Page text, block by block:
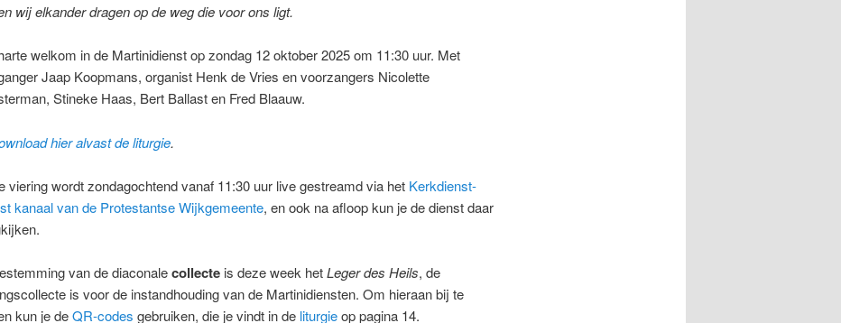
wij elkander dragen op de weg die voor ons ligt.
welkom in de Martinidienst op zondag 12 oktober 2025 om 11:30 uur. Met
Jaap Koopmans, organist Henk de Vries en voorzangers Nicolette
Stineke Haas, Bert Ballast en Fred Blaauw.
hier alvast de liturgie.
viering wordt zondagochtend vanaf 11:30 uur live gestreamd via het Kerkdienst-
kanaal van de Protestantse Wijkgemeente, en ook na afloop kun je de dienst daar
van de diaconalecollecteis deze week hetLeger des Heils, de
is voor de instandhouding van de Martinidiensten. Om hieraan bij te
kun je deQR-codes gebruiken, die je vindt in de liturgieop pagina 14.